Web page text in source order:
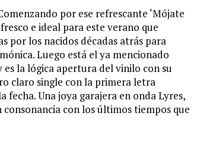
por ese refrescante ‘Mójate
e ideal para este verano que
por los nacidos décadas atrás para
Luego está el ya mencionado
es la lógica apertura del vinilo con su
claro single con la primera letra
Una joya garajera en onda Lyres,
consonancia con los últimos tiempos que